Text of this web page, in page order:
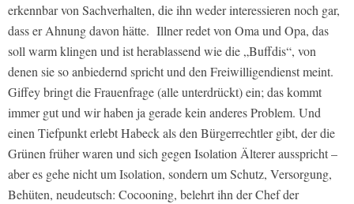
erkennbar von Sachverhalten, die ihn weder interessieren noch gar,
dass er Ahnung davon hätte. Illner redet von Oma und Opa, das
soll warm klingen und ist herablassend wie die „Buffdis“, von
denen sie so anbiedernd spricht und den Freiwilligendienst meint.
Giffey bringt die Frauenfrage (alle unterdrückt) ein; das kommt
immer gut und wir haben ja gerade kein anderes Problem. Und
einen Tiefpunkt erlebt Habeck als den Bürgerrechtler gibt, der die
Grünen früher waren und sich gegen Isolation Älterer ausspricht –
aber es gehe nicht um Isolation, sondern um Schutz, Versorgung,
Behüten, neudeutsch: Cocooning, belehrt ihn der Chef der